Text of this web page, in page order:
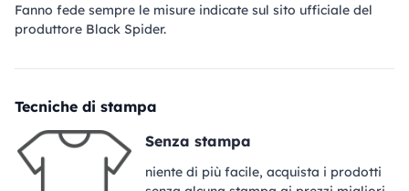
Fanno fede sempre le misure indicate sul sito ufficiale del
produttore Black Spider.
Tecniche di stampa
Senza stampa
niente di più facile, acquista i prodotti